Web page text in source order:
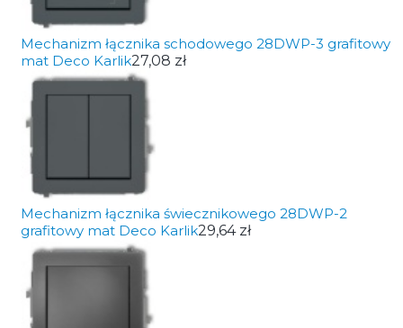
Mechanizm łącznika schodowego 28DWP-3 grafitowy
mat Deco Karlik27,08 zł
Mechanizm łącznika świecznikowego 28DWP-2
grafitowy mat Deco Karlik29,64 zł